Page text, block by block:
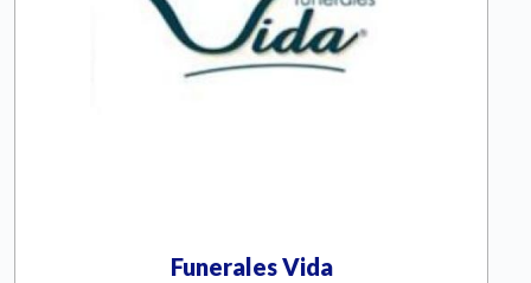
Funerales Vida